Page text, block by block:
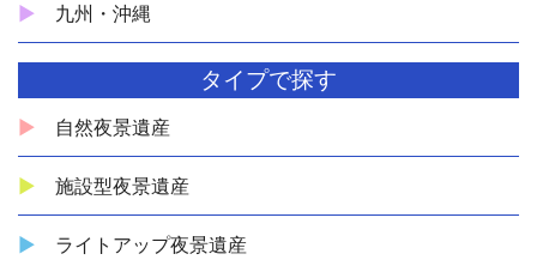
九州・沖縄
タイプで探す
自然夜景遺産
施設型夜景遺産
ライトアップ夜景遺産